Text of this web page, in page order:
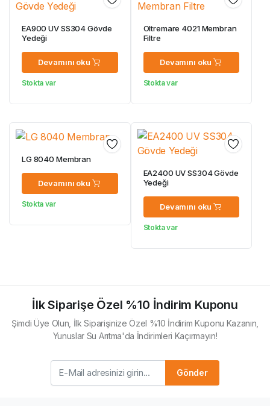
EA900 UV SS304 Gövde
Yedeği
Devamını oku
Stokta var
Oltremare 4021 Membran
Filtre
Devamını oku
Stokta var
LG 8040 Membran
Devamını oku
Stokta var
EA2400 UV SS304 Gövde
Yedeği
Devamını oku
Stokta var
İlk Siparişe Özel %10 İndirim Kuponu
Şimdi Üye Olun, İlk Siparişinize Özel %10 İndirim Kuponu Kazanın,
Yunuslar Su Arıtma'da İndirimleri Kaçırmayın!
Gönder